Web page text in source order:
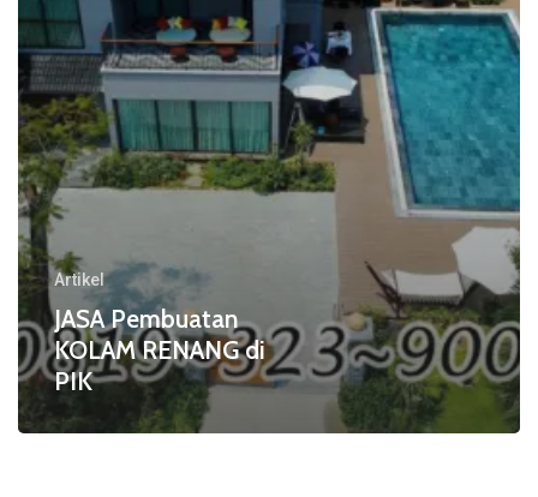
Artikel
JASA Pembuatan
KOLAM RENANG di
PIK